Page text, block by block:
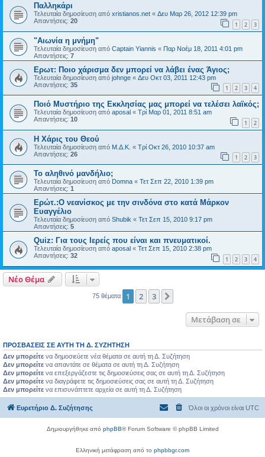
Παλληκάρι
Τελευταία δημοσίευση από xristianos.net « Δευ Μαρ 26, 2012 12:39 pm
Απαντήσεις: 20 1 2 3
"Αιωνία η μνήμη"
Τελευταία δημοσίευση από Captain Yiannis « Παρ Νοέμ 18, 2011 4:01 pm
Απαντήσεις: 7
Ερωτ: Ποιο χάρισμα δεν μπορεί να λάβει ένας Άγιος;
Τελευταία δημοσίευση από johnge « Δευ Οκτ 03, 2011 12:43 pm
Απαντήσεις: 35 1 2 3 4
Ποιό Μυστήριο της Εκκλησίας μας μπορεί να τελέσει λαϊκός;
Τελευταία δημοσίευση από aposal « Τρί Μαρ 01, 2011 8:51 am
Απαντήσεις: 10 1 2
Η Χάρις του Θεού
Τελευταία δημοσίευση από Μ.Δ.Κ. « Τρί Οκτ 26, 2010 10:37 am
Απαντήσεις: 26 1 2 3
Το αληθινό μανδήλιο;
Τελευταία δημοσίευση από Domna « Τετ Σεπ 22, 2010 1:39 pm
Απαντήσεις: 1
Ερώτ.:Ο νεανίσκος με την σινδόνα στο κατά Μάρκον
Ευαγγέλιο
Τελευταία δημοσίευση από Shubik « Τετ Σεπ 15, 2010 9:17 pm
Απαντήσεις: 5
Quiz: Για τους Ιερείς που είναι και πνευματικοί.
Τελευταία δημοσίευση από aposal « Τετ Σεπ 15, 2010 2:38 pm
Απαντήσεις: 32 1 2 3 4
Νέο Θέμα
75 θέματα 1 2 3
Μετάβαση σε
ΠΡΟΣΒΆΣΕΙΣ ΣΕ ΑΥΤΉ ΤΗ Δ. ΣΥΖΉΤΗΣΗ
Δεν μπορείτε να δημοσιεύετε νέα θέματα σε αυτή τη Δ. Συζήτηση
Δεν μπορείτε να απαντάτε σε θέματα σε αυτή τη Δ. Συζήτηση
Δεν μπορείτε να επεξεργάζεστε τις δημοσιεύσεις σας σε αυτή τη Δ. Συζήτηση
Δεν μπορείτε να διαγράφετε τις δημοσιεύσεις σας σε αυτή τη Δ. Συζήτηση
Δεν μπορείτε να επισυνάπτετε αρχεία σε αυτή τη Δ. Συζήτηση
Ευρετήριο Δ. Συζήτησης Όλοι οι χρόνοι είναι UTC
Δημιουργήθηκε από phpBB® Forum Software © phpBB Limited
Ελληνική μετάφραση από το phpbbgr.com